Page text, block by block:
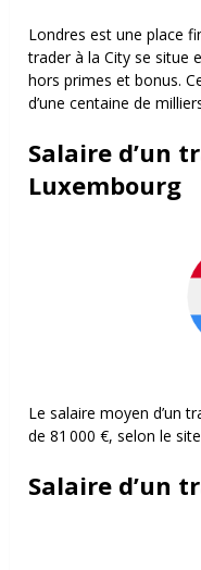
Londres est une place
trader à la City se situe
hors primes et bonus.
d’une centaine de
Salaire d’un
Luxembourg
Le salaire moyen d’un
de 81 000 €, selon le
Salaire d’un